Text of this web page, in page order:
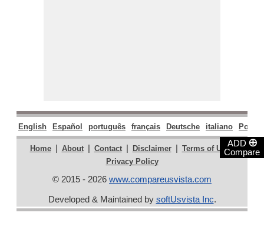
ADD ⊕
Compare
English Español português français Deutsche italiano
Home | About | Contact | Disclaimer | Terms of Use |
Privacy Policy
© 2015 - 2026 www.compareusvista.com
Developed & Maintained by softUsvista Inc.